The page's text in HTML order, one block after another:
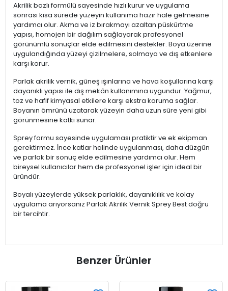
Akrilik bazlı formülü sayesinde hızlı kurur ve uygulama
sonrası kısa sürede yüzeyin kullanıma hazır hale gelmesine
yardımcı olur. Akma ve iz bırakmayı azaltan püskürtme
yapısı, homojen bir dağılım sağlayarak profesyonel
görünümlü sonuçlar elde edilmesini destekler. Boya üzerine
uygulandığında yüzeyi çizilmelere, solmaya ve dış etkenlere
karşı korur.
Parlak akrilik vernik, güneş ışınlarına ve hava koşullarına karşı
dayanıklı yapısı ile dış mekân kullanımına uygundur. Yağmur,
toz ve hafif kimyasal etkilere karşı ekstra koruma sağlar.
Boyanın ömrünü uzatarak yüzeyin daha uzun süre yeni gibi
görünmesine katkı sunar.
Sprey formu sayesinde uygulaması pratiktir ve ek ekipman
gerektirmez. İnce katlar halinde uygulanması, daha düzgün
ve parlak bir sonuç elde edilmesine yardımcı olur. Hem
bireysel kullanıcılar hem de profesyonel işler için ideal bir
üründür.
Boyalı yüzeylerde yüksek parlaklık, dayanıklılık ve kolay
uygulama arıyorsanız Parlak Akrilik Vernik Sprey Best doğru
bir tercihtir.
Benzer Ürünler